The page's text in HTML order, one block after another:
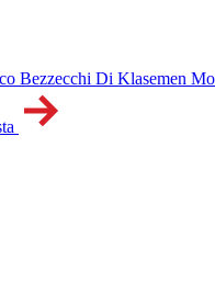
Bezzecchi Di Klasemen